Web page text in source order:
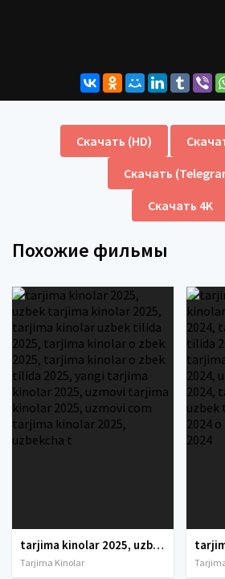
Скачать (HD)
Скачать
Скачать 4K
Похожие фильмы
tarjima kinolar 2025, uzbek tarjima kinolar 2025, tarjima kinolar uzbek tilida 2025, tarjima kinolar o zbek 2025, tarjima kinolar o zbek tilida 2025, yangi tarjima kinolar 2025, uzmovi tarjima kinolar 2025, uzmovi com tarjima kinolar 2025, uzbekcha t
Tarjima Kinolar